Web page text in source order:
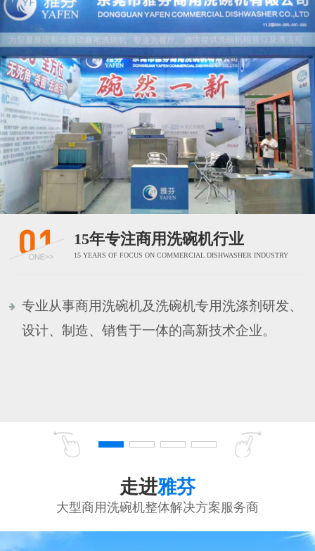
15年专注商用洗碗机行业
15 YEARS OF FOCUS ON COMMERCIAL DISHWASHER INDUSTRY
专业从事商用洗碗机及洗碗机专用洗涤剂研发、
设计、制造、销售于一体的高新技术企业。
走进雅芬
大型商用洗碗机整体解决方案服务商